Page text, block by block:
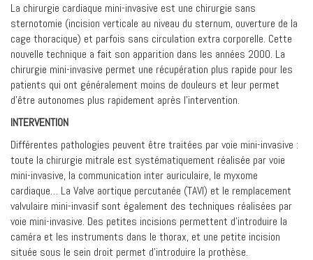
La chirurgie cardiaque mini-invasive est une chirurgie sans
sternotomie (incision verticale au niveau du sternum, ouverture de la
cage thoracique) et parfois sans circulation extra corporelle. Cette
nouvelle technique a fait son apparition dans les années 2000. La
chirurgie mini-invasive permet une récupération plus rapide pour les
patients qui ont généralement moins de douleurs et leur permet
d’être autonomes plus rapidement après l’intervention.
INTERVENTION
Différentes pathologies peuvent être traitées par voie mini-invasive :
toute la chirurgie mitrale est systématiquement réalisée par voie
mini-invasive, la communication inter auriculaire, le myxome
cardiaque… La Valve aortique percutanée (TAVI) et le remplacement
valvulaire mini-invasif sont également des techniques réalisées par
voie mini-invasive. Des petites incisions permettent d’introduire la
caméra et les instruments dans le thorax, et une petite incision
située sous le sein droit permet d’introduire la prothèse.